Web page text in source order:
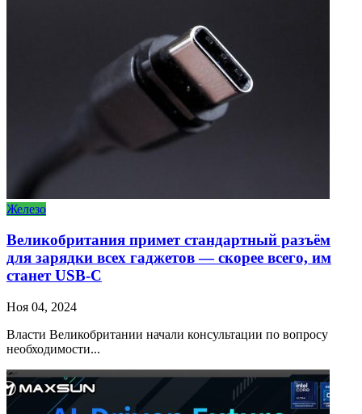
Железо
Великобритания примет стандартный разъём
для зарядки всех гаджетов — скорее всего, им
станет USB-C
Ноя 04, 2024
Власти Великобритании начали консультации по вопросу
необходимости...